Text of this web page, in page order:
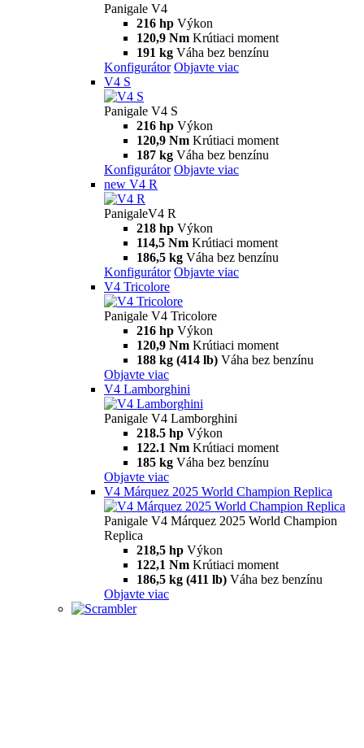
Panigale V4
216 hp Výkon
120,9 Nm Krútiaci moment
191 kg Váha bez benzínu
Konfigurátor Objavte viac
V4 S
Panigale V4 S
216 hp Výkon
120,9 Nm Krútiaci moment
187 kg Váha bez benzínu
Konfigurátor Objavte viac
new V4 R
PanigaleV4 R
218 hp Výkon
114,5 Nm Krútiaci moment
186,5 kg Váha bez benzínu
Konfigurátor Objavte viac
V4 Tricolore
Panigale V4 Tricolore
216 hp Výkon
120,9 Nm Krútiaci moment
188 kg (414 lb) Váha bez benzínu
Objavte viac
V4 Lamborghini
Panigale V4 Lamborghini
218.5 hp Výkon
122.1 Nm Krútiaci moment
185 kg Váha bez benzínu
Objavte viac
V4 Márquez 2025 World Champion Replica
Panigale V4 Márquez 2025 World Champion
Replica
218,5 hp Výkon
122,1 Nm Krútiaci moment
186,5 kg (411 lb) Váha bez benzínu
Objavte viac